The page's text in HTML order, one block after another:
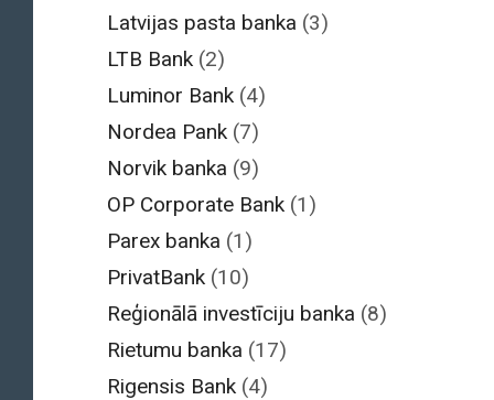
Latvijas pasta banka (3)
LTB Bank (2)
Luminor Bank (4)
Nordea Pank (7)
Norvik banka (9)
OP Corporate Bank (1)
Parex banka (1)
PrivatBank (10)
Reģionālā investīciju banka (8)
Rietumu banka (17)
Rigensis Bank (4)